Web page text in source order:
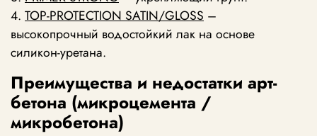
4. TOP-PROTECTION SATIN/GLOSS –
высокопрочный водостойкий лак на основе
силикон-уретана.
Преимущества и недостатки арт-
бетона (микроцемента /
микробетона)